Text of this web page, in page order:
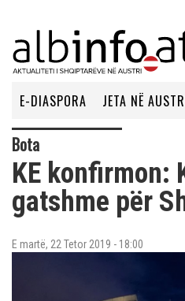
E-DIASPORA JETA NË
Bota
​KE konfirmon:
gatshme për
E martë, 22 Tetor 2019 - 18:00